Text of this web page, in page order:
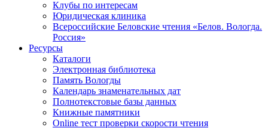
Клубы по интересам
Юридическая клиника
Всероссийские Беловские чтения «Белов. Вологда.
Россия»
Ресурсы
Каталоги
Электронная библиотека
Память Вологды
Календарь знаменательных дат
Полнотекстовые базы данных
Книжные памятники
Online тест проверки скорости чтения